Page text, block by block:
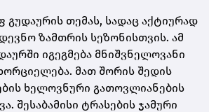
გუდაურის თემას, სადაც აქტიურად
ზამთრის სეზონისთვის. ამ
იგეგმება მნიშვნელოვანი
მათ შორის შედის
ხელოვნური გათოვლიანების
შესაბამისი ტრასების ჯამური